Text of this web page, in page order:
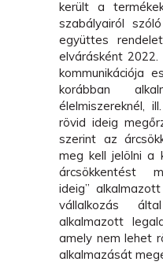
került a
szabályairól
együttes
elvárásként
kommunikációja
korábban
élelmiszereknél,
rövid ideig
szerint az
meg kell jelölni a
árcsökkentést
ideig”
vállalkozás
alkalmazott
amely nem lehet
alkalmazását